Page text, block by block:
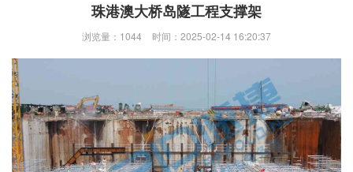
珠港澳大桥岛隧工程支撑架
浏览量：1044 时间：2025-02-14 16:20:37